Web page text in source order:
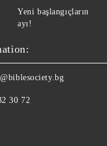
Yeni başlangıçların
ayı!
30 72